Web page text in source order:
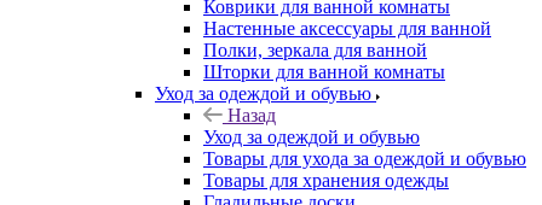
Коврики для ванной комнаты
Настенные аксессуары для ванной
Полки, зеркала для ванной
Шторки для ванной комнаты
Уход за одеждой и обувью
Назад
Уход за одеждой и обувью
Товары для ухода за одеждой и обувью
Товары для хранения одежды